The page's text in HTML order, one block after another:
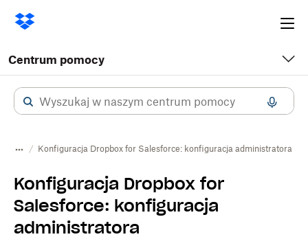
Centrum pomocy
Konfiguracja Dropbox for Salesforce: konfiguracja administratora
Konfiguracja Dropbox for
Salesforce: konfiguracja
administratora